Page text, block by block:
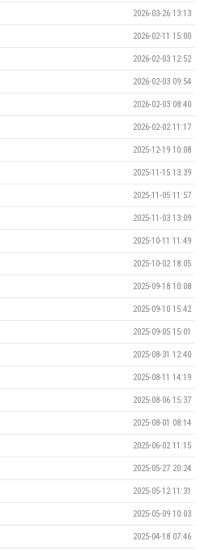
2026-03-26 13:13
2026-02-11 15:00
2026-02-03 12:52
2026-02-03 09:54
2026-02-03 08:40
2026-02-02 11:17
2025-12-19 10:08
2025-11-15 13:39
2025-11-05 11:57
2025-11-03 13:09
2025-10-11 11:49
2025-10-02 18:05
2025-09-18 10:08
2025-09-10 15:42
2025-09-05 15:01
2025-08-31 12:40
2025-08-11 14:19
2025-08-06 15:37
2025-08-01 08:14
2025-06-02 11:15
2025-05-27 20:24
2025-05-12 11:31
2025-05-09 10:03
2025-04-18 07:46